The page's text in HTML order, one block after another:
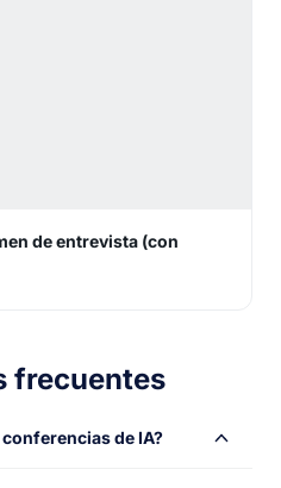
de entrevista (con
frecuentes
de IA?